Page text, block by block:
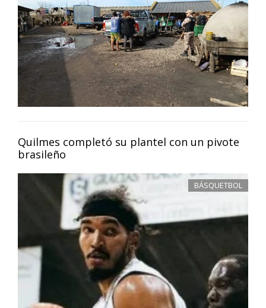
Quilmes completó su plantel con un pivote
brasileño
BÁSQUETBOL